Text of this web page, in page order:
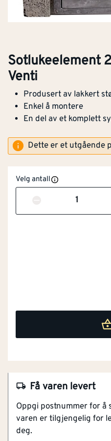
Sotlukeelement
Venti
Produsert av lakkert
Enkel å montere
En del av et komplett
Dette er et utgående
Velg antall
Antall
Få varen levert
Oppgi postnummer for å
varen er tilgjengelig for
deg.
NOBB 46124146
Artikkelnummer
101157087